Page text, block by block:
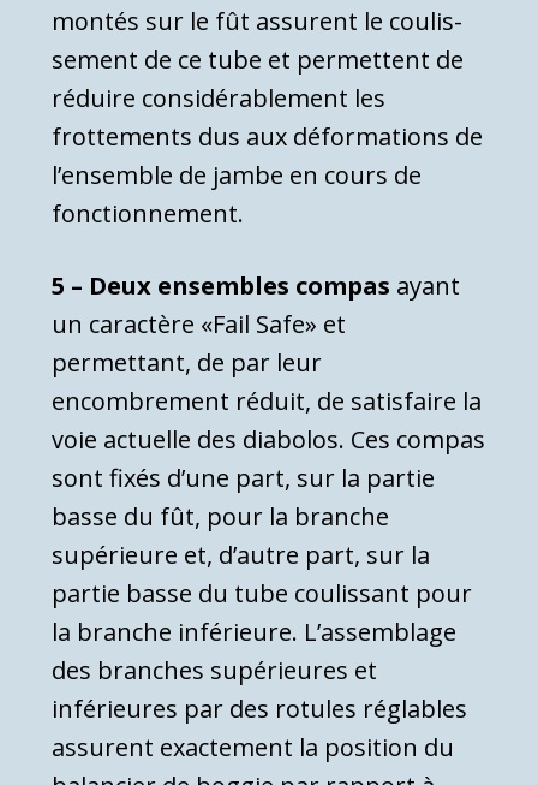
montés sur le fût assurent le coulis­
sement de ce tube et permettent de
réduire considérablement les
frottements dus aux déformations de
l’ensemble de jambe en cours de
fonctionnement.
5 – Deux ensembles compas ayant
un caractère «Fail Safe» et
permettant, de par leur
encombrement réduit, de satisfaire la
voie actuelle des diabolos. Ces compas
sont fixés d’une part, sur la partie
basse du fût, pour la branche
supérieure et, d’autre part, sur la
partie basse du tube coulissant pour
la branche inférieure. L’assemblage
des branches supérieures et
inférieures par des rotules réglables
assurent exactement la position du